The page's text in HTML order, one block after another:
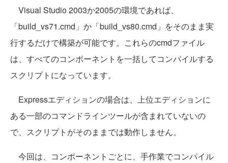
Visual Studio 2003か2005の環境であれば、
「build_vs71.cmd」か「build_vs80.cmd」をそのまま実
行するだけで構築が可能です。これらのcmdファイル
は、すべてのコンポーネントを一括してコンパイルする
スクリプトになっています。
Expressエディションの場合は、上位エディションに
ある一部のコマンドラインツールが含まれていないの
で、スクリプトがそのままでは動作しません。
今回は、コンポーネントごとに、手作業でコンパイル